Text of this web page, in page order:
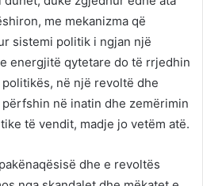
me mekanizma që
sistemi politik i ngjan një
energjitë qytetare do të rrjedhin
në një revoltë dhe
në inatin dhe zemërimin
të vendit, madje jo vetëm atë.
dhe e revoltës